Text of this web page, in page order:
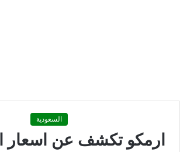
السعودية
ارمكو تكشف عن اسعار